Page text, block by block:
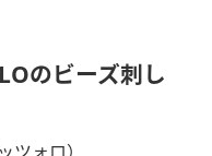
のビーズ刺し